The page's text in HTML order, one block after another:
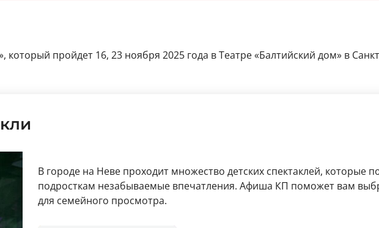
который пройдет 16, 23 ноября 2025 года в Театре «Балтийский дом» в
В городе на Неве проходит множество детских спектаклей, которые
подросткам незабываемые впечатления. Афиша КП поможет вам
для семейного просмотра.